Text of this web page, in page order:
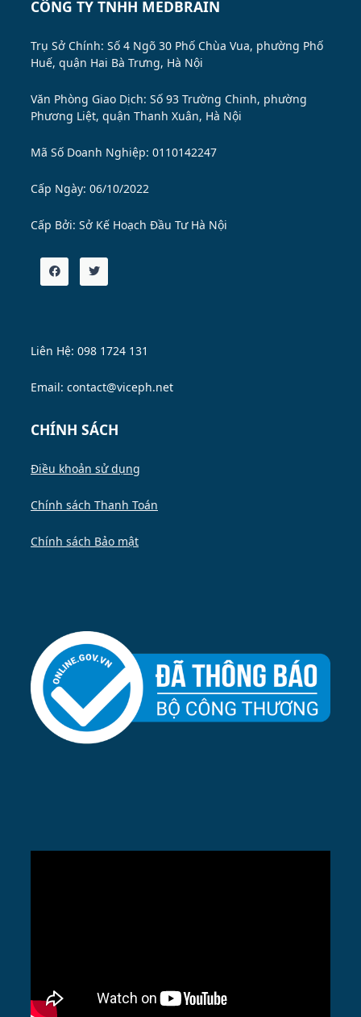
CÔNG TY TNHH MEDBRAIN
Trụ Sở Chính: Số 4 Ngõ 30 Phố Chùa Vua, phường Phố
Huế, quận Hai Bà Trưng, Hà Nội
Văn Phòng Giao Dịch: Số 93 Trường Chinh, phường
Phương Liệt, quận Thanh Xuân, Hà Nội
Mã Số Doanh Nghiệp: 0110142247
Cấp Ngày: 06/10/2022
Cấp Bởi: Sở Kế Hoạch Đầu Tư Hà Nội
Liên Hệ: 098 1724 131
Email: contact@viceph.net
CHÍNH SÁCH
Điều khoản sử dụng
Chính sách Thanh Toán
Chính sách Bảo mật